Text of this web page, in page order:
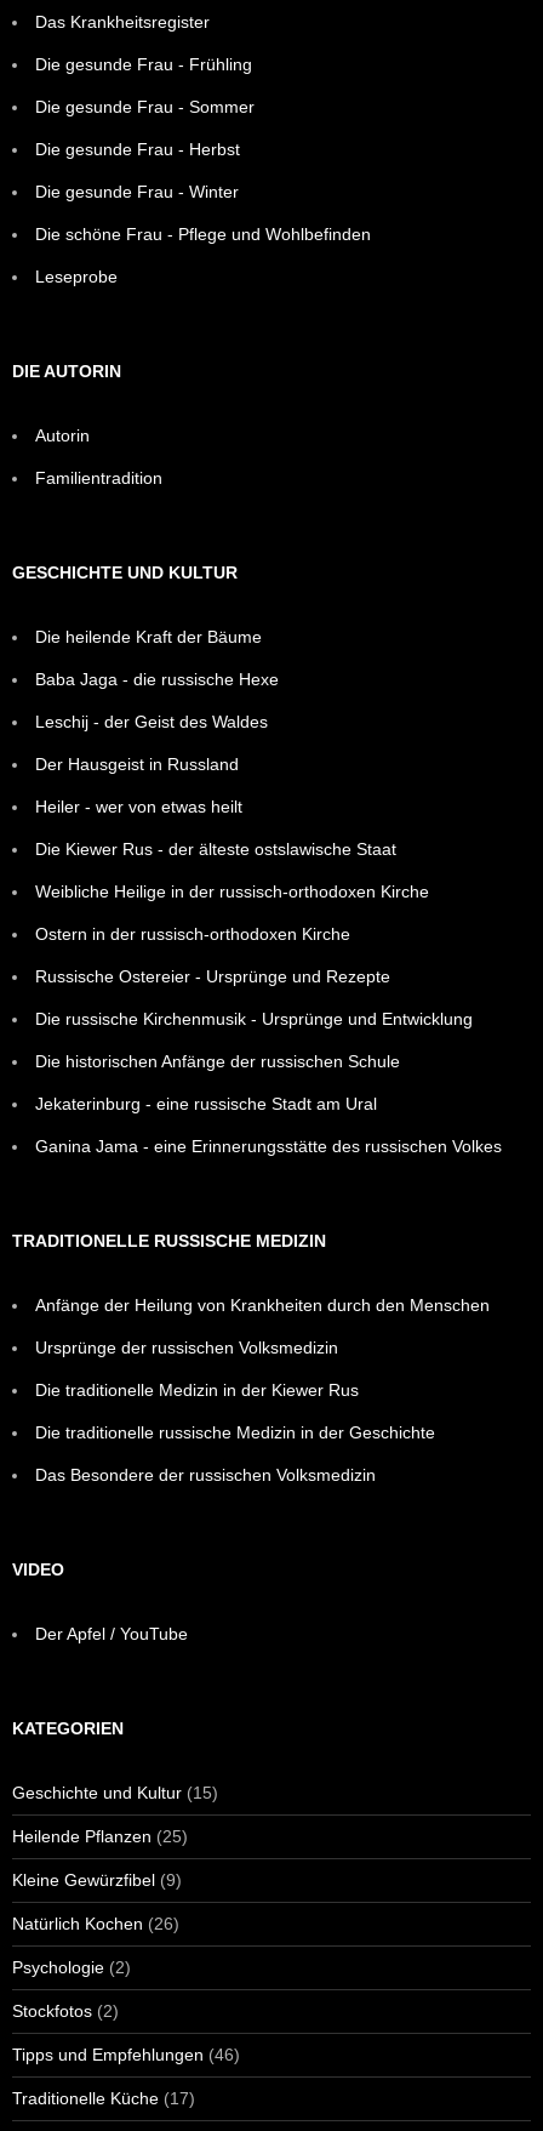
Das Krankheitsregister
Die gesunde Frau - Frühling
Die gesunde Frau - Sommer
Die gesunde Frau - Herbst
Die gesunde Frau - Winter
Die schöne Frau - Pflege und Wohlbefinden
Leseprobe
DIE AUTORIN
Autorin
Familientradition
GESCHICHTE UND KULTUR
Die heilende Kraft der Bäume
Baba Jaga - die russische Hexe
Leschij - der Geist des Waldes
Der Hausgeist in Russland
Heiler - wer von etwas heilt
Die Kiewer Rus - der älteste ostslawische Staat
Weibliche Heilige in der russisch-orthodoxen Kirche
Ostern in der russisch-orthodoxen Kirche
Russische Ostereier - Ursprünge und Rezepte
Die russische Kirchenmusik - Ursprünge und Entwicklung
Die historischen Anfänge der russischen Schule
Jekaterinburg - eine russische Stadt am Ural
Ganina Jama - eine Erinnerungsstätte des russischen Volkes
TRADITIONELLE RUSSISCHE MEDIZIN
Anfänge der Heilung von Krankheiten durch den Menschen
Ursprünge der russischen Volksmedizin
Die traditionelle Medizin in der Kiewer Rus
Die traditionelle russische Medizin in der Geschichte
Das Besondere der russischen Volksmedizin
VIDEO
Der Apfel / YouTube
KATEGORIEN
Geschichte und Kultur (15)
Heilende Pflanzen (25)
Kleine Gewürzfibel (9)
Natürlich Kochen (26)
Psychologie (2)
Stockfotos (2)
Tipps und Empfehlungen (46)
Traditionelle Küche (17)